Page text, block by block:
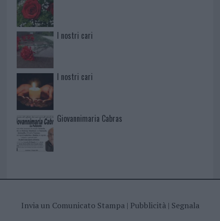
I nostri cari
I nostri cari
Giovannimaria Cabras
Invia un Comunicato Stampa| Pubblicità| Segnala